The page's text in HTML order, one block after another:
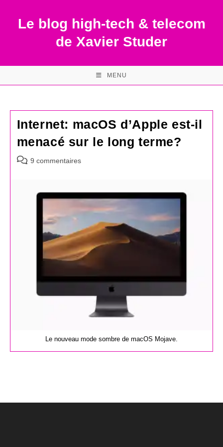
contentLe blog high-tech & telecom
de Xavier Studer
MENU
Internet: macOS d’Apple est-il
menacé sur le long terme?
Commentaires
publication :
9 commentaires
Le nouveau mode sombre de macOS Mojave.